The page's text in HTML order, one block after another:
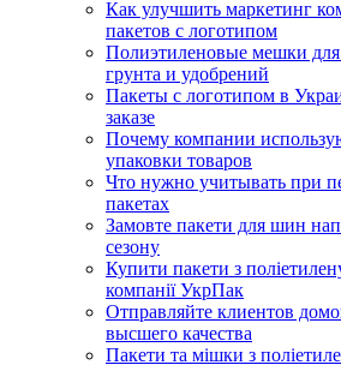
Как улучшить маркетинг
пакетов с логотипом
Полиэтиленовые мешки для
грунта и удобрений
Пакеты с логотипом в
заказе
Почему компании
упаковки товаров
Что нужно учитывать при
пакетах
Замовте пакети для шин
сезону
Купити пакети з
компанії УкрПак
Отправляйте клиентов
высшего качества
Пакети та мішки з